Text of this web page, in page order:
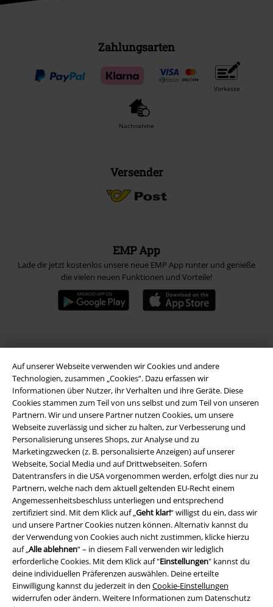
Auf unserer Webseite verwenden wir Cookies und andere
Technologien, zusammen „Cookies“. Dazu erfassen wir
Informationen über Nutzer, ihr Verhalten und ihre Geräte. Diese
Cookies stammen zum Teil von uns selbst und zum Teil von unseren
Partnern. Wir und unsere Partner nutzen Cookies, um unsere
Webseite zuverlässig und sicher zu halten, zur Verbesserung und
Personalisierung unseres Shops, zur Analyse und zu
Marketingzwecken (z. B. personalisierte Anzeigen) auf unserer
Webseite, Social Media und auf Drittwebseiten. Sofern
Datentransfers in die USA vorgenommen werden, erfolgt dies nur zu
Partnern, welche nach dem aktuell geltenden EU-Recht einem
Angemessenheitsbeschluss unterliegen und entsprechend
zertifiziert sind. Mit dem Klick auf „ Geht klar!“ willigst du ein, dass wir
und unsere Partner Cookies nutzen können. Alternativ kannst du
der Verwendung von Cookies auch nicht zustimmen, klicke hierzu
auf „ Alle ablehnen“ – in diesem Fall verwenden wir lediglich
erforderliche Cookies. Mit dem Klick auf "Einstellungen" kannst du
deine individuellen Präferenzen auswählen. Deine erteilte
Einwilligung kannst du jederzeit in den Cookie-Einstellungen
widerrufen oder ändern. Weitere Informationen zum Datenschutz
Zahlungsarten
Vorkasse
Nachnahme
Versender
EMP App
Lade dir jetzt kostenlos unsere neue EMP App runter und genieße
die vielen neuen Funktionen und Vorteile!
Rechtliches
AGB
Impressum